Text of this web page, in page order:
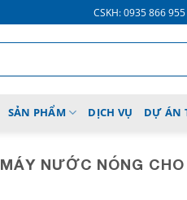
CSKH: 0935 866 955
SẢN PHẨM DỊCH VỤ DỰ ÁN
MÁY NƯỚC NÓNG